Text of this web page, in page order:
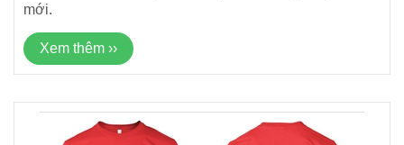
mới.
Xem thêm ››